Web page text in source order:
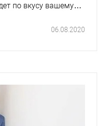
по вкусу вашему
06.08.2020